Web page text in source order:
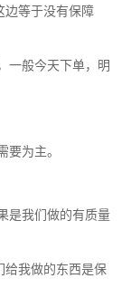
边等于没有保障
一般今天下单，明
为主。
是我们做的有质量
给我做的东西是保